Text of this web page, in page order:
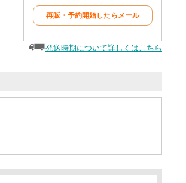
再販・予約開始したらメール
発送時期について詳しくはこちら